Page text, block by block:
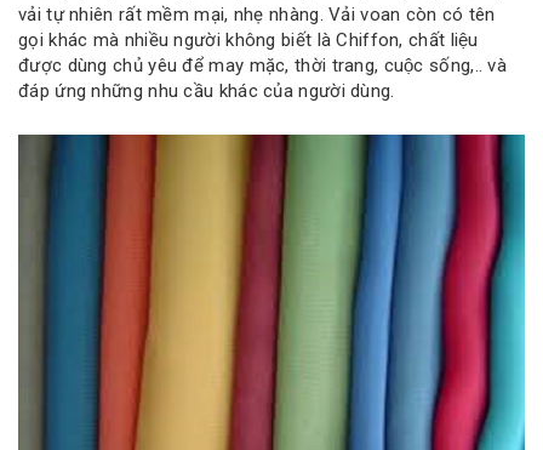
vải tự nhiên rất mềm mại, nhẹ nhàng. Vải voan còn có tên
gọi khác mà nhiều người không biết là Chiffon, chất liệu
được dùng chủ yêu để may mặc, thời trang, cuộc sống,.. và
đáp ứng những nhu cầu khác của người dùng.